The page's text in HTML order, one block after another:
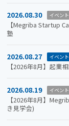
2026.08.30 イベント
【Megriba Startup
塾
2026.08.27 イベン
【2026年8月】起業
2026.08.19 イベント
【2026年8月】
き見学会)